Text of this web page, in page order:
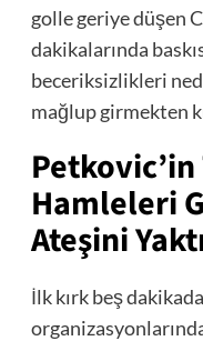
golle geriye düşen
dakikalarında
beceriksizlikleri
mağlup girmekten
Hamleleri
Ateşini
İlk kırk beş